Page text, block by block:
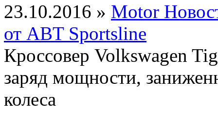
23.10.2016 » Motor
от ABT Sportsline
Кроссовер Volkswagen
заряд мощности,
колеса